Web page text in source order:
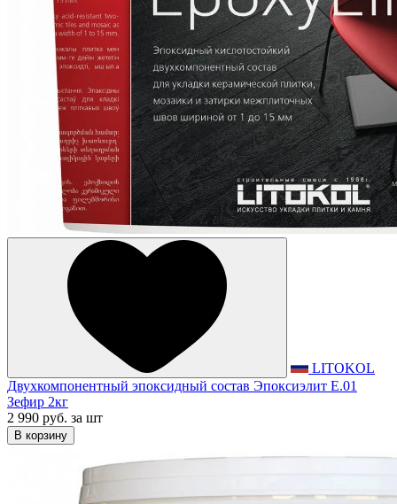
LITOKOL
Двухкомпонентный эпоксидный состав Эпоксиэлит E.01
Зефир 2кг
2 990 руб. за шт
В корзину